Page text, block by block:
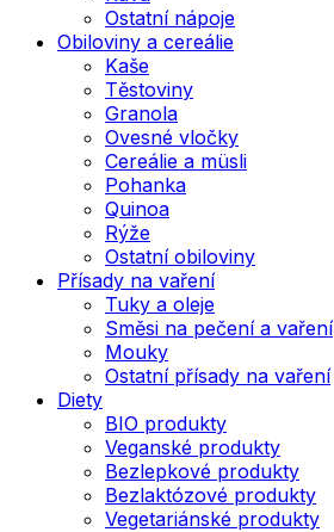
Ostatní nápoje
Obiloviny a cereálie
Kaše
Těstoviny
Granola
Ovesné vločky
Cereálie a müsli
Pohanka
Quinoa
Rýže
Ostatní obiloviny
Přísady na vaření
Tuky a oleje
Směsi na pečení a vaření
Mouky
Ostatní přísady na vaření
Diety
BIO produkty
Veganské produkty
Bezlepkové produkty
Bezlaktózové produkty
Vegetariánské produkty